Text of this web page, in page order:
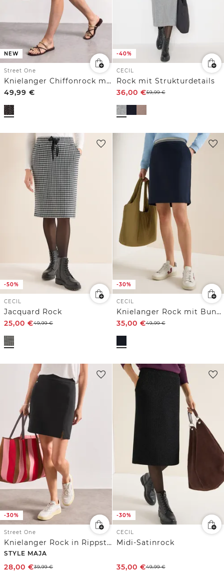
NEW
Street One
Knielanger Chiffonrock mit Print
49,99 €
-40%
CECIL
Rock mit Strukturdetails
36,00 €59,99€
-50%
CECIL
Jacquard Rock
25,00 €49,99€
-30%
CECIL
Knielanger Rock mit Bunddetail
35,00 €49,99€
-30%
Street One
Knielanger Rock in Rippstruktur
STYLE MAJA
28,00 €39,99€
-30%
CECIL
Midi-Satinrock
35,00 €49,99€